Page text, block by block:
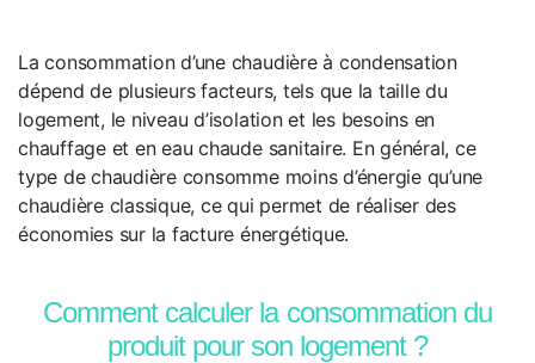
La consommation d’une chaudière à condensation
dépend de plusieurs facteurs, tels que la taille du
logement, le niveau d’isolation et les besoins en
chauffage et en eau chaude sanitaire. En général, ce
type de chaudière consomme moins d’énergie qu’une
chaudière classique, ce qui permet de réaliser des
économies sur la facture énergétique.
Comment calculer la consommation du
produit pour son logement ?